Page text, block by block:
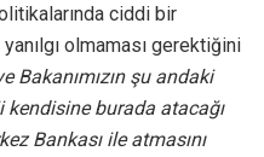
ciddi bir
olmaması gerektiğini
Bakanımızın şu andaki
burada atacağı
Bankası ile atmasını